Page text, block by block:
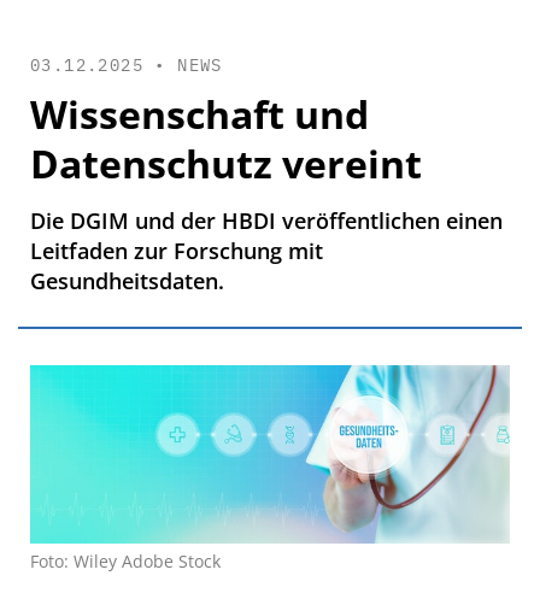
03.12.2025 • NEWS
Wissenschaft und
Datenschutz vereint
Die DGIM und der HBDI veröffentlichen einen
Leitfaden zur Forschung mit
Gesundheitsdaten.
Foto: Wiley Adobe Stock